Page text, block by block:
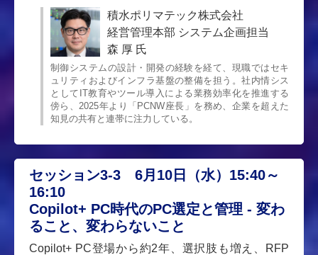
積水ポリマテック株式会社
経営管理本部 システム企画担当
森 厚 氏
制御システムの設計・開発の経験を経て、現職ではセキ
ュリティおよびインフラ基盤の整備を担う。社内情シス
としてIT教育やツール導入による業務効率化を推進する
傍ら、2025年より「PCNW座長」を務め、企業を超えた
知見の共有と連帯に注力している。
セッション3-3 6月10日（水）15:40～
16:10
Copilot+ PC時代のPC選定と管理 - 変わ
ること、変わらないこと
Copilot+ PC登場から約2年、選択肢も増え、RFP